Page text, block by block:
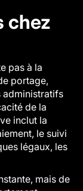
chez
pas à la
portage,
administratifs
de la
inclut la
le suivi
légaux, les
mais de